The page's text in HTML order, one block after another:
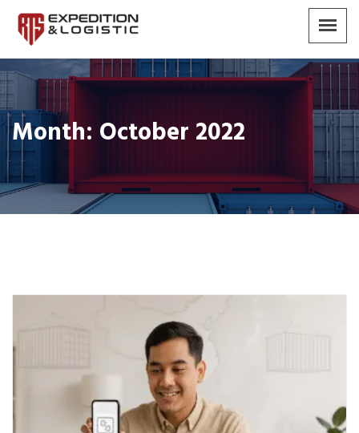
Month: October 2022